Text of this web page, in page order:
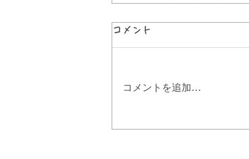
コメント
コメントを追加…